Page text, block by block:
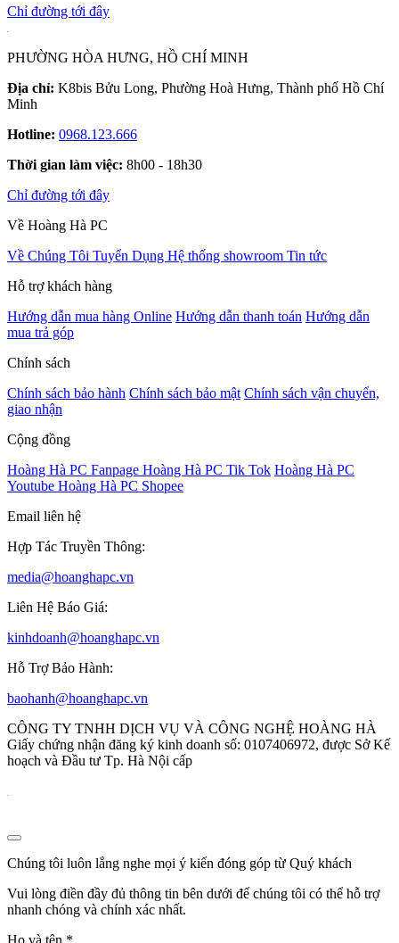
Chỉ đường tới đây
PHƯỜNG HÒA HƯNG, HỒ CHÍ MINH
Địa chỉ: K8bis Bửu Long, Phường Hoà Hưng, Thành phố Hồ Chí
Minh
Hotline: 0968.123.666
Thời gian làm việc: 8h00 - 18h30
Chỉ đường tới đây
Về Hoàng Hà PC
Về Chúng Tôi Tuyển Dụng Hệ thống showroom Tin tức
Hỗ trợ khách hàng
Hướng dẫn mua hàng Online Hướng dẫn thanh toán Hướng dẫn
mua trả góp
Chính sách
Chính sách bảo hành Chính sách bảo mật Chính sách vận chuyển,
giao nhận
Cộng đồng
Hoàng Hà PC Fanpage Hoàng Hà PC Tik Tok Hoàng Hà PC
Youtube Hoàng Hà PC Shopee
Email liên hệ
Hợp Tác Truyền Thông:
media@hoanghapc.vn
Liên Hệ Báo Giá:
kinhdoanh@hoanghapc.vn
Hỗ Trợ Bảo Hành:
baohanh@hoanghapc.vn
CÔNG TY TNHH DỊCH VỤ VÀ CÔNG NGHỆ HOÀNG HÀ
Giấy chứng nhận đăng ký kinh doanh số: 0107406972, được Sở Kế
hoạch và Đầu tư Tp. Hà Nội cấp
Chúng tôi luôn lắng nghe mọi ý kiến đóng góp từ Quý khách
Vui lòng điền đầy đủ thông tin bên dưới để chúng tôi có thể hỗ trợ
nhanh chóng và chính xác nhất.
Họ và tên *